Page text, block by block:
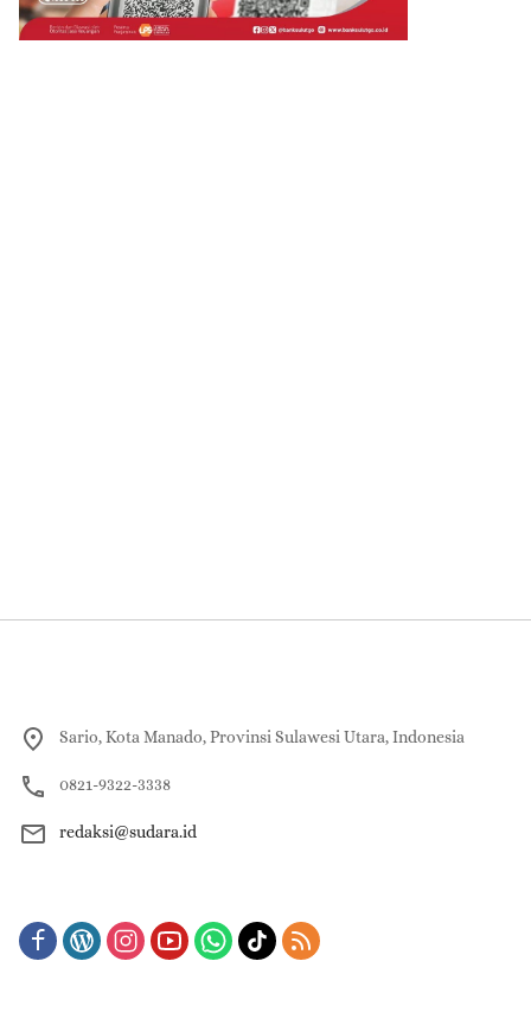
Sario, Kota Manado, Provinsi Sulawesi Utara, Indonesia
0821-9322-3338
redaksi@sudara.id